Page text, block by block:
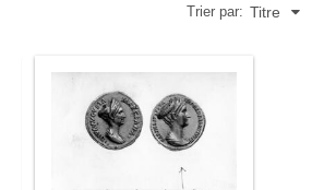
Trier par: Titre